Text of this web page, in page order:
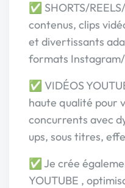
✅ SHORTS/
contenus, clips
et divertissants
formats
✅ VIDÉOS
haute qualité pour
concurrents avec
ups, sous titres,
✅ Je crée
YOUTUBE ,